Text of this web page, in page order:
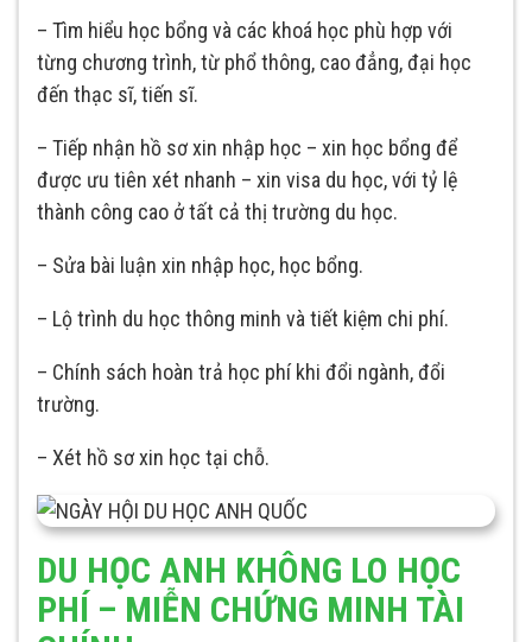
– Tìm hiểu học bổng và các khoá học phù hợp với
từng chương trình, từ phổ thông, cao đẳng, đại học
đến thạc sĩ, tiến sĩ.
– Tiếp nhận hồ sơ xin nhập học – xin học bổng để
được ưu tiên xét nhanh – xin visa du học, với tỷ lệ
thành công cao ở tất cả thị trường du học.
– Sửa bài luận xin nhập học, học bổng.
– Lộ trình du học thông minh và tiết kiệm chi phí.
– Chính sách hoàn trả học phí khi đổi ngành, đổi
trường.
– Xét hồ sơ xin học tại chỗ.
DU HỌC ANH KHÔNG LO HỌC
PHÍ – MIỄN CHỨNG MINH TÀI